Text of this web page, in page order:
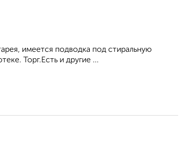
имеется подводка под стиральную
Торг.Есть и другие ...